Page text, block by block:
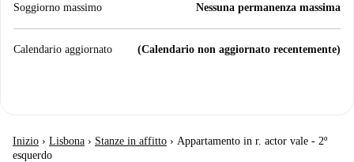
Soggiorno massimo Nessuna permanenza massima
Calendario aggiornato (Calendario non aggiornato recentemente)
Inizio › Lisbona › Stanze in affitto › Appartamento in r. actor vale - 2º
esquerdo